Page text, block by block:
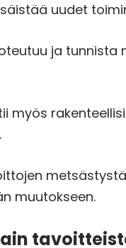
uudet
ja tunnista
myös
muutokseen.